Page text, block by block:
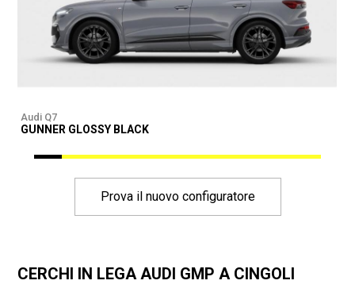
Audi Q7
GUNNER GLOSSY BLACK
Prova il nuovo configuratore
CERCHI IN LEGA AUDI GMP A CINGOLI